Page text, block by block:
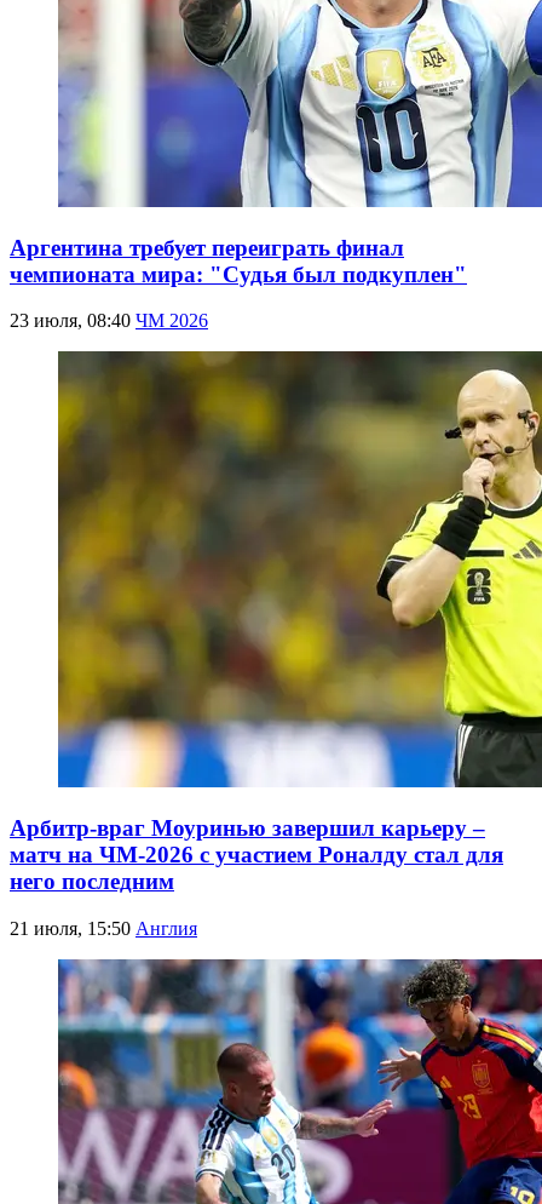
Аргентина требует переиграть финал
чемпионата мира: "Судья был подкуплен"
23 июля, 08:40 ЧМ 2026
Арбитр-враг Моуринью завершил карьеру –
матч на ЧМ-2026 с участием Роналду стал для
него последним
21 июля, 15:50 Англия